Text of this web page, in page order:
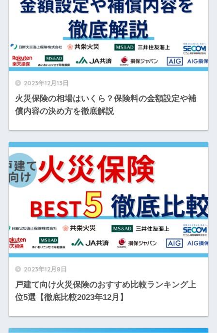
2023年12月13日
火災保険の相場はいくら？保険料の金額設定や補
償内容の決め方を徹底解説
2023年12月8日
戸建て向け火災保険のおすすめ比較ランキング上
位5選【徹底比較2023年12月】